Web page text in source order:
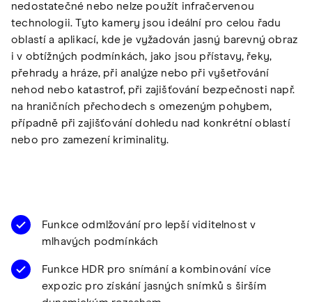
nedostatečné nebo nelze použít infračervenou
technologii. Tyto kamery jsou ideální pro celou řadu
oblastí a aplikací, kde je vyžadován jasný barevný obraz
i v obtížných podmínkách, jako jsou přístavy, řeky,
přehrady a hráze, při analýze nebo při vyšetřování
nehod nebo katastrof, při zajišťování bezpečnosti např.
na hraničních přechodech s omezeným pohybem,
případně při zajišťování dohledu nad konkrétní oblastí
nebo pro zamezení kriminality.
Funkce odmlžování pro lepší viditelnost v
mlhavých podmínkách
Funkce HDR pro snímání a kombinování více
expozic pro získání jasných snímků s širším